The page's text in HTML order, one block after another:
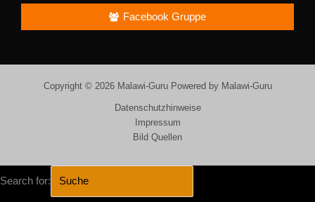
Facebook Gruppe
Copyright © 2026 Malawi-Guru Powered by Malawi-Guru
Datenschutzhinweise
Impressum
Bild Quellen
Search for: